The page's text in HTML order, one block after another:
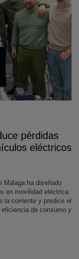
pérdidas
eléctricos
Málaga ha diseñado
en movilidad eléctrica
la corriente y predice el
de consumo y